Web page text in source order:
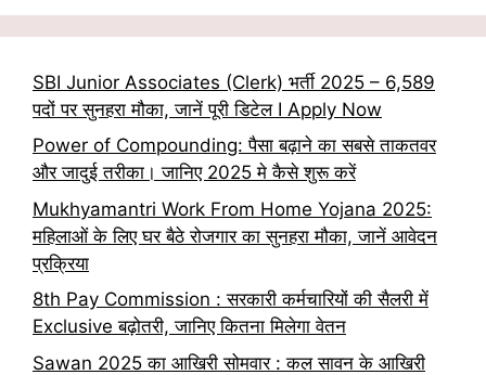
SBI Junior Associates (Clerk) भर्ती 2025 – 6,589
पदों पर सुनहरा मौका, जानें पूरी डिटेल I Apply Now
Power of Compounding: पैसा बढ़ाने का सबसे ताकतवर
और जादुई तरीका। जानिए 2025 मे कैसे शुरू करें
Mukhyamantri Work From Home Yojana 2025:
महिलाओं के लिए घर बैठे रोजगार का सुनहरा मौका, जानें आवेदन
प्रक्रिया
8th Pay Commission : सरकारी कर्मचारियों की सैलरी में
Exclusive बढ़ोतरी, जानिए कितना मिलेगा वेतन
Sawan 2025 का आखिरी सोमवार : कल सावन के आखिरी